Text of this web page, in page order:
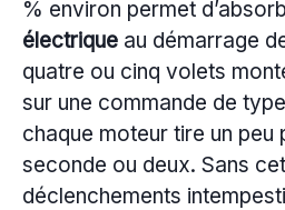
% environ permet
électrique au démarrage
quatre ou cinq volets
sur une commande de
chaque moteur tire un peu
seconde ou deux. Sans
déclenchements